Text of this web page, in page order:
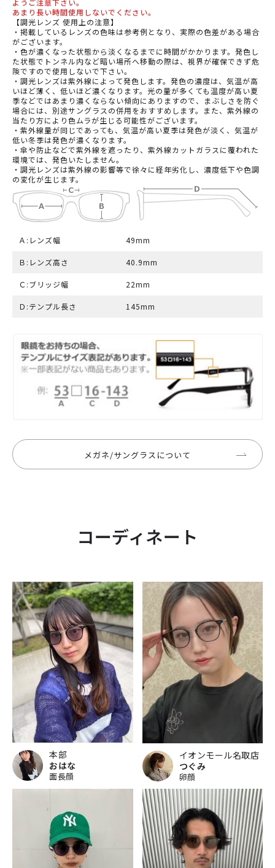
ようご注意下さい。
あまり長い時間使用しないでください。
【調光レンズ 使用上の注意】
・掲載しているレンズの色味は参考例となり、実際の色差がある場合
がございます。
・色が濃くなった状態から淡くなるまでに時間がかかります。発色し
た状態でトンネル内など暗い場所へ移動の際は、視界が確保できず危
険ですので使用しないで下さい。
・調光レンズは紫外線によって発色します。発色の濃度は、気温が高
いほど薄く、低いほど濃くなります。光の量が多くても温度が高い夏
季などではあまり濃くならない傾向にありますので、まぶしさを防ぐ
場合には、別途サングラスの併用をおすすめします。また、紫外線の
当たり方により色ムラが生じる可能性がございます。
・紫外線量が同じであっても、気温が高い夏季は発色が淡く、気温が
低い冬季は発色が濃くなります。
・傘や防止などで紫外線を遮ったり、紫外線カットガラスに覆われた
環境では、発色いたしません。
・調光レンズは紫外線の影響等で徐々に経年劣化し、濃度低下や色調
の変化が生じます。
Ａ:レンズ幅 49mm
Ｂ:レンズ高さ 40.9mm
Ｃ:ブリッジ幅 22mm
Ｄ:テンプル長さ 145mm
メガネ/サングラスについて
コーディネート
本部
おはな
面長顔
イオンモール名取店
つぐみ
卵顔